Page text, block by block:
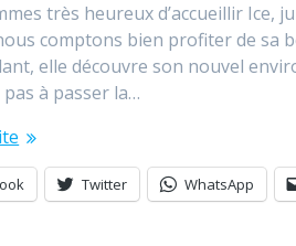
très heureux d’accueillir
comptons bien profiter de sa
elle découvre son nouvel
pas à passer la…
Twitter WhatsApp